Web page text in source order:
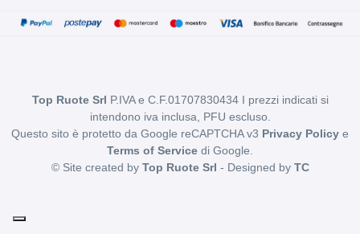
Top Ruote Srl P.IVA e C.F.01707830434 I prezzi indicati si
intendono iva inclusa, PFU escluso.
Questo sito è protetto da Google reCAPTCHA v3 Privacy Policy e
Terms of Service di Google.
© Site created by Top Ruote Srl - Designed by TC